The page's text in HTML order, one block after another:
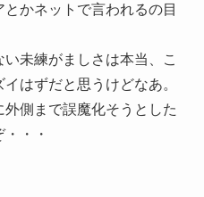
かネットで言われるの目
未練がましさは本当、こ
はずだと思うけどなあ。
側まで誤魔化そうとした
・・